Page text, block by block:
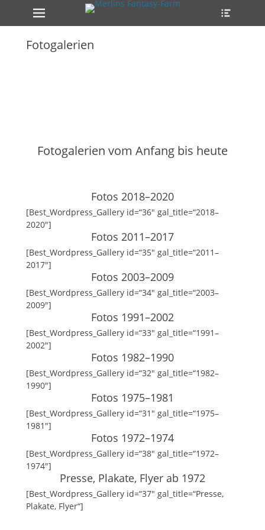
Primäres Menü
Zum
Inhalt
Fotogalerien
Fotogalerien vom Anfang bis heute
Fotos 2018–2020
[Best_Wordpress_Gallery id=“36″ gal_title=“2018–
2020″]
Fotos 2011–2017
[Best_Wordpress_Gallery id=“35″ gal_title=“2011–
2017″]
Fotos 2003–2009
[Best_Wordpress_Gallery id=“34″ gal_title=“2003–
2009″]
Fotos 1991–2002
[Best_Wordpress_Gallery id=“33″ gal_title=“1991–
2002″]
Fotos 1982–1990
[Best_Wordpress_Gallery id=“32″ gal_title=“1982–
1990″]
Fotos 1975–1981
[Best_Wordpress_Gallery id=“31″ gal_title=“1975–
1981″]
Fotos 1972–1974
[Best_Wordpress_Gallery id=“38″ gal_title=“1972–
1974″]
Presse, Plakate, Flyer ab 1972
[Best_Wordpress_Gallery id=“37″ gal_title=“Presse,
Plakate, Flyer“]